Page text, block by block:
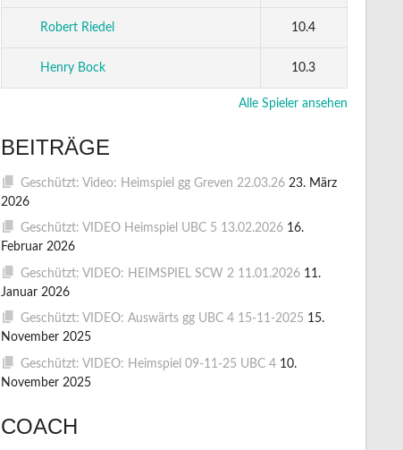
Robert Riedel 10.4
Henry Bock 10.3
Alle Spieler ansehen
BEITRÄGE
Geschützt: Video: Heimspiel gg Greven 22.03.26 23. März
2026
Geschützt: VIDEO Heimspiel UBC 5 13.02.2026 16.
Februar 2026
Geschützt: VIDEO: HEIMSPIEL SCW 2 11.01.2026 11.
Januar 2026
Geschützt: VIDEO: Auswärts gg UBC 4 15-11-2025 15.
November 2025
Geschützt: VIDEO: Heimspiel 09-11-25 UBC 4 10.
November 2025
COACH